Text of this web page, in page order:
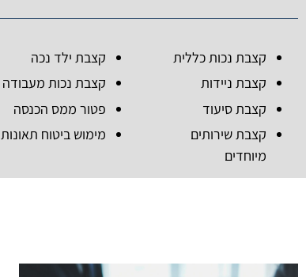
קצבת נכות כללית
קצבת ניידות
קצבת סיעוד
קצבת שירותים
מיוחדים
קצבת ילד נכה
קצבת נכות מעבודה
פטור ממס הכנסה
מימוש ביטוח תאונות